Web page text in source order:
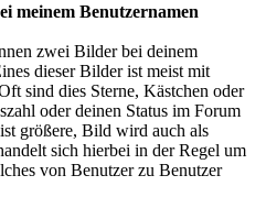
meinem Benutzernamen
zwei Bilder bei deinem
dieser Bilder ist meist mit
sind dies Sterne, Kästchen oder
oder deinen Status im Forum
größere, Bild wird auch als
sich hierbei in der Regel um
von Benutzer zu Benutzer